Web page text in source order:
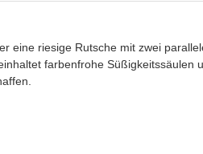
eine riesige Rutsche mit zwei
farbenfrohe Süßigkeitssäulen